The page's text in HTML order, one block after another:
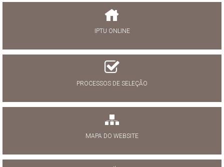
IPTU ONLINE
PROCESSOS DE SELEÇÃO
MAPA DO WEBSITE